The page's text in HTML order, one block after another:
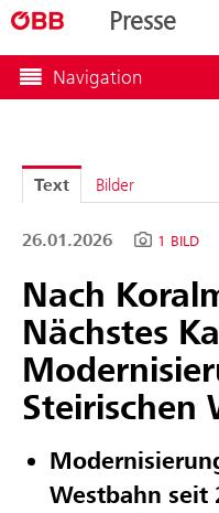
Presse
Navigation
Text Bilder
26.01.2026 1 BILD
Nach
Nächstes
Steirischen
Westbahn seit